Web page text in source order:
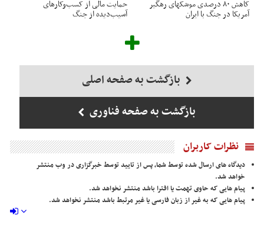
کاهش ۸۰ درصدی موشکهای رهگیر
آمریکا در جنگ با ایران
حمایت مالی از کسب‌وکارهای
آسیب‌دیده از جنگ
بازگشت به صفحه اصلی
بازگشت به صفحه فناوری
نظرات کاربران
دیدگاه های ارسال شده توسط شما، پس از تایید توسط خبرگزاری در وب منتشر
خواهد شد.
پیام هایی که حاوی تهمت یا افترا باشد منتشر نخواهد شد.
پیام هایی که به غیر از زبان فارسی یا غیر مرتبط باشد منتشر نخواهد شد.